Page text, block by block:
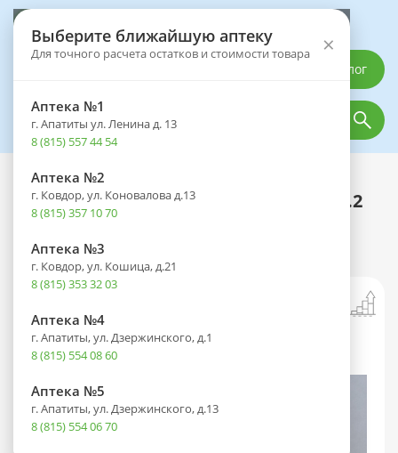
Выберите ближайшую аптеку
Для точного расчета остатков и стоимости товара ×
Аптека №1
г. Апатиты ул. Ленина д. 13
8 (815) 557 44 54
Аптека №2
г. Ковдор, ул. Коновалова д.13
8 (815) 357 10 70
Аптека №3
г. Ковдор, ул. Кошица, д.21
8 (815) 353 32 03
Аптека №4
г. Апатиты, ул. Дзержинского, д.1
8 (815) 554 08 60
Аптека №5
г. Апатиты, ул. Дзержинского, д.13
8 (815) 554 06 70
Каталог
Каталог Оптика
Линзы ACUVUE MOIST (1 день) Dia 14.2
BC 8.5 контактные мягкие корриг.
(-2,75) №30